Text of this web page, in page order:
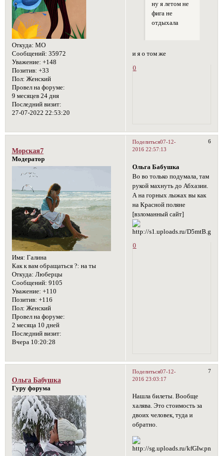
Откуда: МО
Сообщений: 35972
Уважение: +148
Позитив: +33
Пол: Женский
Провел на форуме:
9 месяцев 24 дня
Последний визит:
27-07-2022 22:53:20
ну я летом не
фига не
отдыхала
и я о том же
0
Поделиться 6
07-12-
2016 22:57:13
Морская7
Модератор
Имя: Галина
Как к вам обращаться ?: на ты
Откуда: Люберцы
Сообщений: 9105
Уважение: +110
Позитив: +116
Пол: Женский
Провел на форуме:
2 месяца 10 дней
Последний визит:
Вчера 10:20:28
Ольга Бабушка
Во во только подумала, там
рукой махнуть до Абхазии.
А на горных лыжах вы как
на Красной поляне
[взломанный сайт]
0
Поделиться 7
07-12-
2016 23:03:17
Ольга Бабушка
Гуру форума
Нашла билеты. Вообще
халява. Это стоимость за
двоих человек, туда и
обратно.